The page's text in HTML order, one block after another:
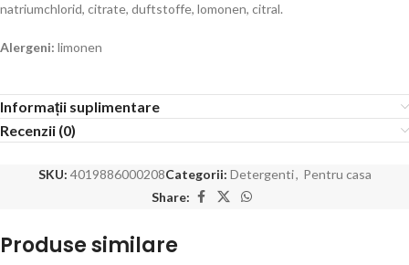
natriumchlorid, citrate, duftstoffe, lomonen, citral.
Alergeni: limonen
Informații suplimentare
Recenzii (0)
SKU: 4019886000208Categorii: Detergenti, Pentru casa
Share:
Produse similare